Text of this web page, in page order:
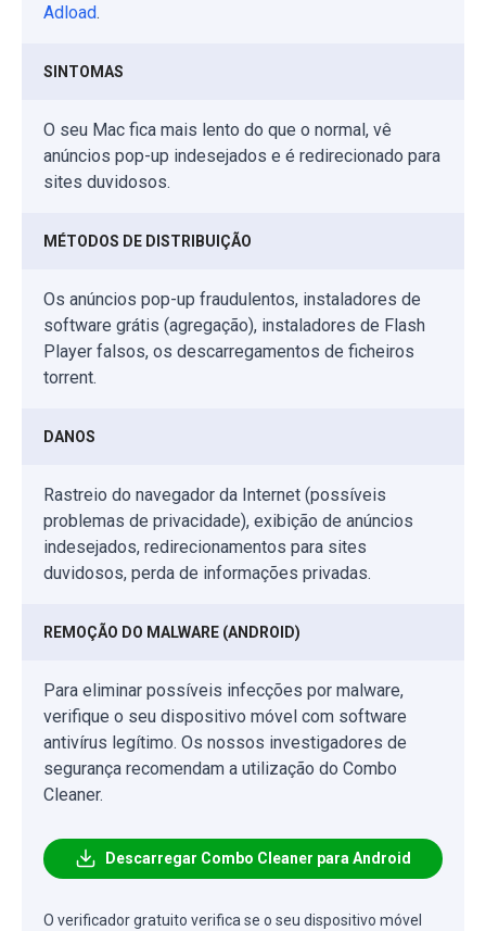
Adload.
SINTOMAS
O seu Mac fica mais lento do que o normal, vê
anúncios pop-up indesejados e é redirecionado para
sites duvidosos.
MÉTODOS DE DISTRIBUIÇÃO
Os anúncios pop-up fraudulentos, instaladores de
software grátis (agregação), instaladores de Flash
Player falsos, os descarregamentos de ficheiros
torrent.
DANOS
Rastreio do navegador da Internet (possíveis
problemas de privacidade), exibição de anúncios
indesejados, redirecionamentos para sites
duvidosos, perda de informações privadas.
REMOÇÃO DO MALWARE (ANDROID)
Para eliminar possíveis infecções por malware,
verifique o seu dispositivo móvel com software
antivírus legítimo. Os nossos investigadores de
segurança recomendam a utilização do Combo
Cleaner.
Descarregar Combo Cleaner para Android
O verificador gratuito verifica se o seu dispositivo móvel